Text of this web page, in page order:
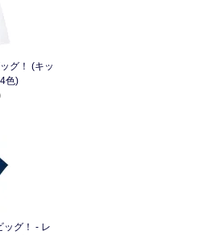
グ！ (キッ
色)
ッグ！ - レ